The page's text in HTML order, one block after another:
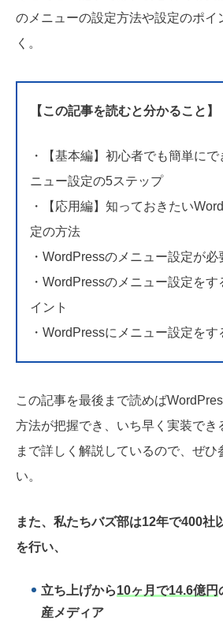
のメニューの設定方法や設定のポイ
く。
【この記事を読むと分かること】
・【基本編】初心者でも簡単に
ニュー設定の5ステップ
・【応用編】知っておきたい
定の方法
・WordPressのメニュー設定が必
・WordPressのメニュー設定を
イント
・WordPressにメニュー設定を
この記事を最後まで読めば
方法が把握でき、いち早く実装でき
まで詳しく解説しているので、ぜひ
い。
また、私たちバズ部は12年で400社
を行い、
立ち上げから10ヶ月で14.6億円
産メディア